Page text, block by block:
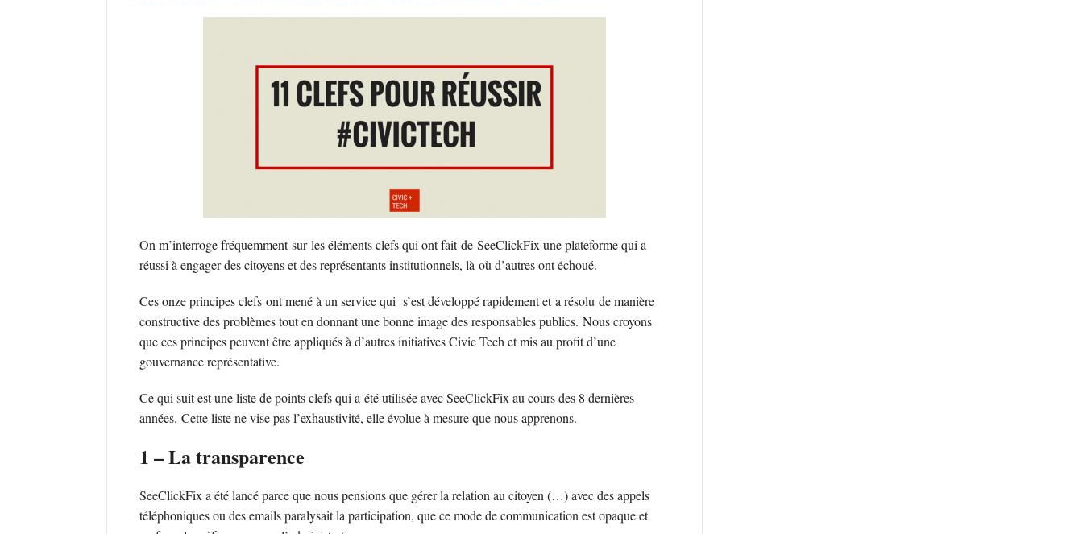
On m’interroge fréquemment sur les éléments clefs qui ont fait de SeeClickFix une plateforme qui a
réussi à engager des citoyens et des représentants institutionnels, là où d’autres ont échoué.
Ces onze principes clefs ont mené à un service qui s’est développé rapidement et a résolu de manière
constructive des problèmes tout en donnant une bonne image des responsables publics. Nous croyons
que ces principes peuvent être appliqués à d’autres initiatives Civic Tech et mis au profit d’une
gouvernance représentative.
Ce qui suit est une liste de points clefs qui a été utilisée avec SeeClickFix au cours des 8 dernières
années. Cette liste ne vise pas l’exhaustivité, elle évolue à mesure que nous apprenons.
1 – La transparence
SeeClickFix a été lancé parce que nous pensions que gérer la relation au citoyen (…) avec des appels
téléphoniques ou des emails paralysait la participation, que ce mode de communication est opaque et